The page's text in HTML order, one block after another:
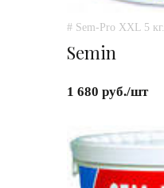
# Sem-Pro XXL 5 кг.
Semin
1 680 руб./шт